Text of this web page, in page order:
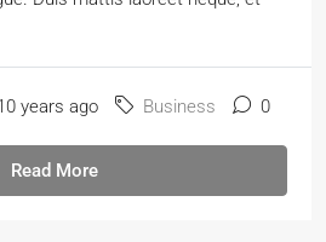
years ago Business 0
Read More